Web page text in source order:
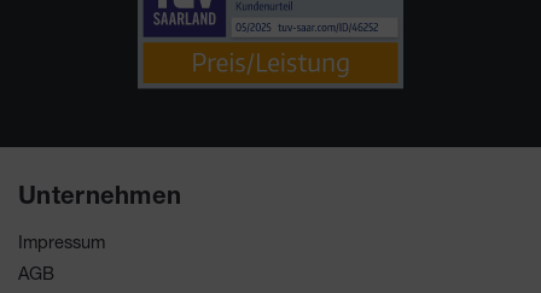
Unternehmen
Impressum
AGB